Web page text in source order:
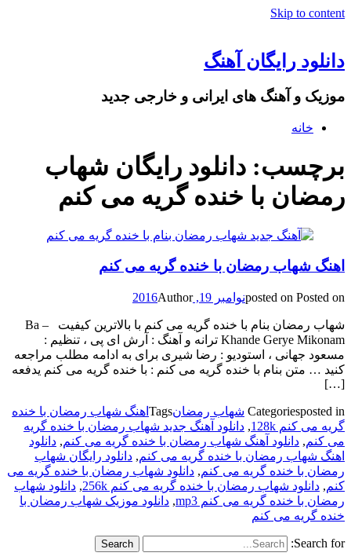
Skip to content
دانلود رایگان آهنگ
موزیک و آهنگ های ایرانی و خارجی جدید
خانه
برچسب: دانلود رایگان شهاب
رمضان با خنده گریه می کنم
اهنگ شهاب رمضان با خنده گریه می کنم
posted on Posted on نوامبر 19, 2016 Author
شهاب رمضان بنام با خنده گریه می کنم با بالاترین کیفیت – Ba
Khande Gerye Mikonam ترانه و آهنگ : آرش ای پی ، تنظیم :
مسعود جهانی ، استودیو : رضا شیری برای به ادامه مطلب مراجعه
کنید … متن بنام با خنده گریه می کنم : با خنده گریه می کنم یدفعه
[…]
Categoriesposted in شهاب رمضانTags اهنگ شهاب رمضان با خنده
گریه می کنم 128k
, دانلود آهنگ جدید شهاب رمضان با خنده گریه
می کنم, دانلود آهنگ شهاب رمضان با خنده گریه می کنم, دانلود
اهنگ شهاب رمضان با خنده گریه می کنم, دانلود رایگان شهاب
رمضان با خنده گریه می کنم, دانلود شهاب رمضان با خنده گریه می
کنم, دانلود شهاب رمضان با خنده گریه می کنم 256k , دانلود شهاب
رمضان با خنده گریه می کنم mp3
, دانلود موزیک شهاب رمضان با
خنده گریه می کنم
Search for: